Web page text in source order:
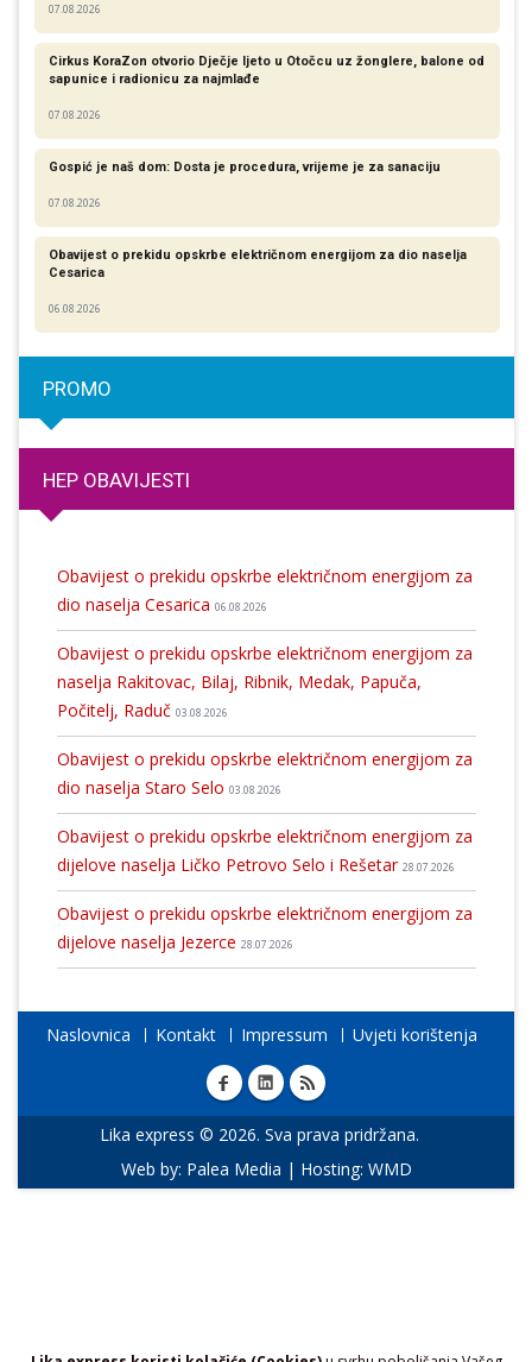
07.08.2026
Cirkus KoraZon otvorio Dječje ljeto u Otočcu uz žonglere, balone od
sapunice i radionicu za najmlađe
07.08.2026
Gospić je naš dom: Dosta je procedura, vrijeme je za sanaciju
07.08.2026
Obavijest o prekidu opskrbe električnom energijom za dio naselja
Cesarica
06.08.2026
PROMO
HEP OBAVIJESTI
Obavijest o prekidu opskrbe električnom energijom za
dio naselja Cesarica 06.08.2026
Obavijest o prekidu opskrbe električnom energijom za
naselja Rakitovac, Bilaj, Ribnik, Medak, Papuča,
Počitelj, Raduč 03.08.2026
Obavijest o prekidu opskrbe električnom energijom za
dio naselja Staro Selo 03.08.2026
Obavijest o prekidu opskrbe električnom energijom za
dijelove naselja Ličko Petrovo Selo i Rešetar 28.07.2026
Obavijest o prekidu opskrbe električnom energijom za
dijelove naselja Jezerce 28.07.2026
Naslovnica Kontakt Impressum Uvjeti korištenja
Lika express © 2026. Sva prava pridržana.
Web by: Palea Media | Hosting: WMD